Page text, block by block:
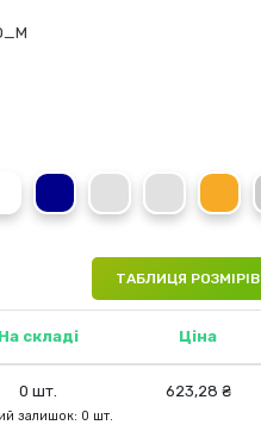
OpalWhite Marina BlueGrey Heather
Soft Grey
ТАБЛИЦЯ РОЗМІРІВ
На складі Ціна
0 шт.
залишок: 0 шт.
623,28 ₴